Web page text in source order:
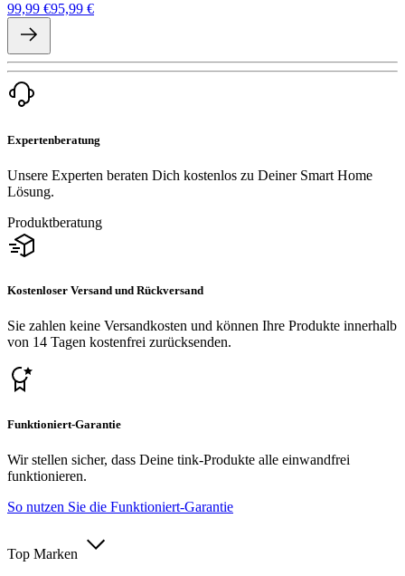
99,99 €95,99 €
Expertenberatung
Unsere Experten beraten Dich kostenlos zu Deiner Smart Home
Lösung.
Produktberatung
Kostenloser Versand und Rückversand
Sie zahlen keine Versandkosten und können Ihre Produkte innerhalb
von 14 Tagen kostenfrei zurücksenden.
Funktioniert-Garantie
Wir stellen sicher, dass Deine tink-Produkte alle einwandfrei
funktionieren.
So nutzen Sie die Funktioniert-Garantie
Top Marken